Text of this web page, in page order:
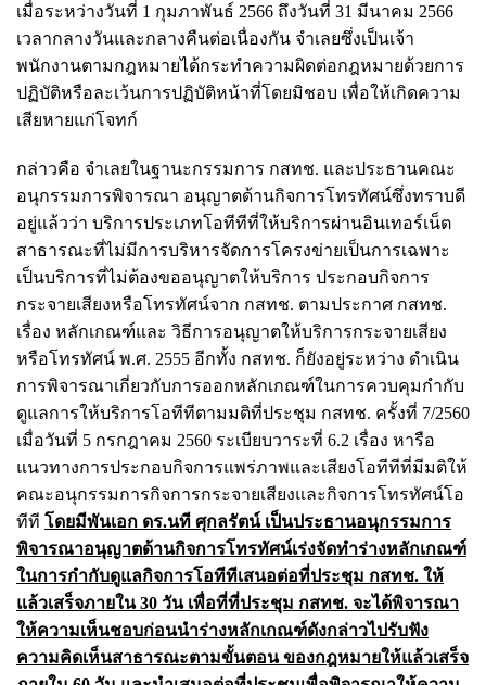
เมื่อระหว่างวันที่ 1 กุมภาพันธ์ 2566 ถึงวันที่ 31 มีนาคม 2566
เวลากลางวันและกลางคืนต่อเนื่องกัน จําเลยซึ่งเป็นเจ้า
พนักงานตามกฎหมายได้กระทําความผิดต่อกฎหมายด้วยการ
ปฏิบัติหรือละเว้นการปฏิบัติหน้าที่โดยมิชอบ เพื่อให้เกิดความ
เสียหายแก่โจทก์
กล่าวคือ จําเลยในฐานะกรรมการ กสทช. และประธานคณะ
อนุกรรมการพิจารณา อนุญาตด้านกิจการโทรทัศน์ซึ่งทราบดี
อยู่แล้วว่า บริการประเภทโอทีทีที่ให้บริการผ่านอินเทอร์เน็ต
สาธารณะที่ไม่มีการบริหารจัดการโครงข่ายเป็นการเฉพาะ
เป็นบริการที่ไม่ต้องขออนุญาตให้บริการ ประกอบกิจการ
กระจายเสียงหรือโทรทัศน์จาก กสทช. ตามประกาศ กสทช.
เรื่อง หลักเกณฑ์และ วิธีการอนุญาตให้บริการกระจายเสียง
หรือโทรทัศน์ พ.ศ. 2555 อีกทั้ง กสทช. ก็ยังอยู่ระหว่าง ดําเนิน
การพิจารณาเกี่ยวกับการออกหลักเกณฑ์ในการควบคุมกํากับ
ดูแลการให้บริการโอทีทีตามมติที่ประชุม กสทช. ครั้งที่ 7/2560
เมื่อวันที่ 5 กรกฎาคม 2560 ระเบียบวาระที่ 6.2 เรื่อง หารือ
แนวทางการประกอบกิจการแพร่ภาพและเสียงโอทีทีที่มีมติให้
คณะอนุกรรมการกิจการกระจายเสียงและกิจการโทรทัศน์โอ
ทีที โดยมีพันเอก ดร.นที ศุกลรัตน์ เป็นประธานอนุกรรมการ
พิจารณาอนุญาตด้านกิจการโทรทัศน์เร่งจัดทําร่างหลักเกณฑ์
ในการกํากับดูแลกิจการโอทีทีเสนอต่อที่ประชุม กสทช. ให้
แล้วเสร็จภายใน 30 วัน เพื่อที่ที่ประชุม กสทช. จะได้พิจารณา
ให้ความเห็นชอบก่อนนําร่างหลักเกณฑ์ดังกล่าวไปรับฟัง
ความคิดเห็นสาธารณะตามขั้นตอน ของกฎหมายให้แล้วเสร็จ